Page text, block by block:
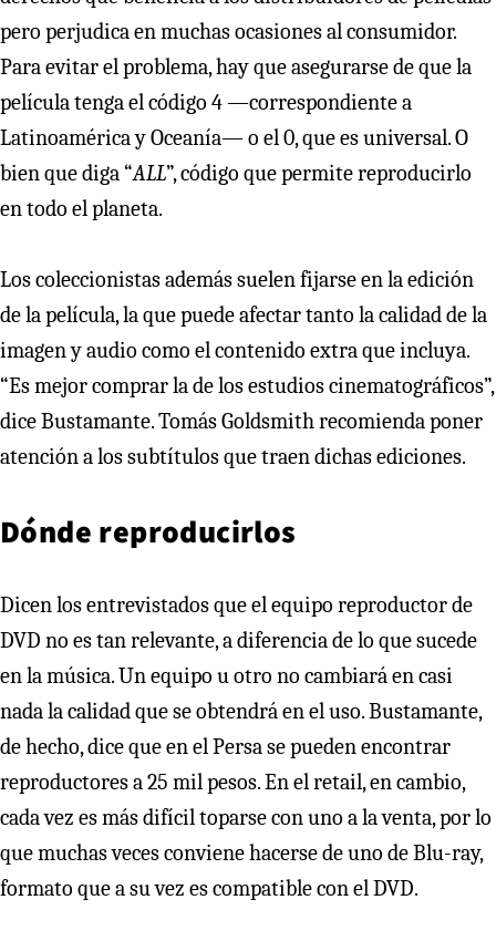
pero perjudica en muchas ocasiones al consumidor.
Para evitar el problema, hay que asegurarse de que la
película tenga el código 4 —correspondiente a
Latinoamérica y Oceanía— o el 0, que es universal. O
bien que diga “ALL”, código que permite reproducirlo
en todo el planeta.
Los coleccionistas además suelen fijarse en la edición
de la película, la que puede afectar tanto la calidad de la
imagen y audio como el contenido extra que incluya.
“Es mejor comprar la de los estudios cinematográficos”,
dice Bustamante. Tomás Goldsmith recomienda poner
atención a los subtítulos que traen dichas ediciones.
Dónde reproducirlos
Dicen los entrevistados que el equipo reproductor de
DVD no es tan relevante, a diferencia de lo que sucede
en la música. Un equipo u otro no cambiará en casi
nada la calidad que se obtendrá en el uso. Bustamante,
de hecho, dice que en el Persa se pueden encontrar
reproductores a 25 mil pesos. En el retail, en cambio,
cada vez es más difícil toparse con uno a la venta, por lo
que muchas veces conviene hacerse de uno de Blu-ray,
formato que a su vez es compatible con el DVD.